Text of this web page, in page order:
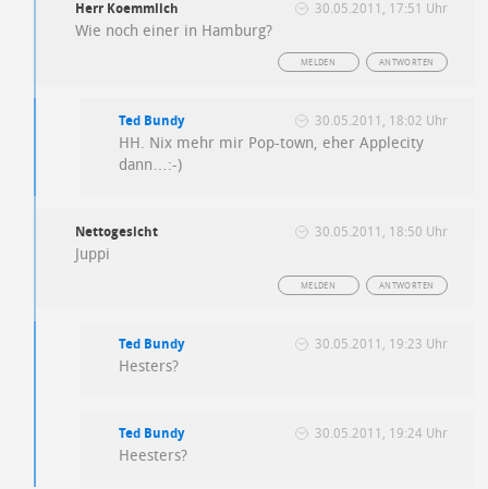
Herr Koemmlich 30.05.2011, 17:51 Uhr
Wie noch einer in Hamburg?
ANTWORTEN
MELDEN
Ted Bundy 30.05.2011, 18:02 Uhr
HH. Nix mehr mir Pop-town, eher Applecity
dann…:-)
Nettogesicht 30.05.2011, 18:50 Uhr
Juppi
ANTWORTEN
MELDEN
Ted Bundy 30.05.2011, 19:23 Uhr
Hesters?
Ted Bundy 30.05.2011, 19:24 Uhr
Heesters?